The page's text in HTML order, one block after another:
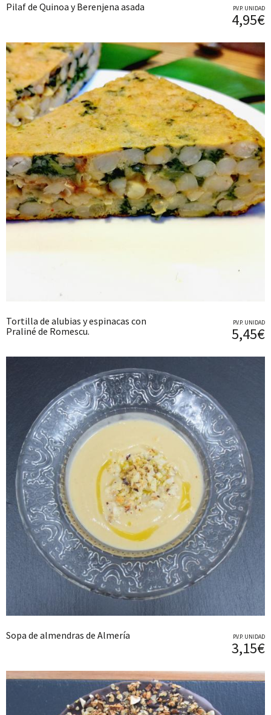
Pilaf de Quinoa y Berenjena asada P.V.P. UNIDAD
4,95€
Tortilla de alubias y espinacas con
Praliné de Romescu.
P.V.P. UNIDAD
5,45€
Sopa de almendras de Almería P.V.P. UNIDAD
3,15€